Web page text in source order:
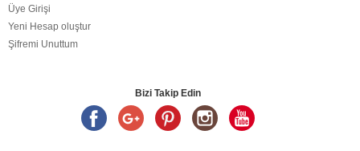
Üye Girişi
Yeni Hesap oluştur
Şifremi Unuttum
Bizi Takip Edin